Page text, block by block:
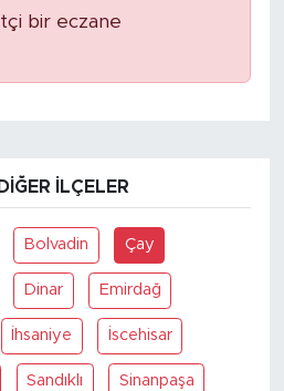
bir eczane
İLÇELER
Bolvadin Çay
Dinar Emirdağ
İhsaniye İscehisar
Sandıklı Sinanpaşa